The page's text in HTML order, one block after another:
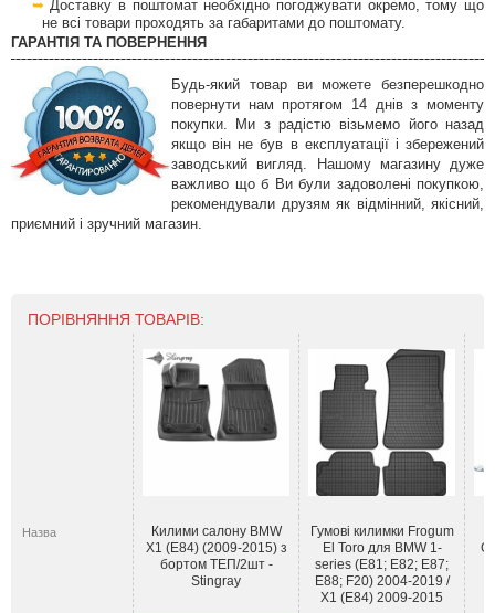
Доставку в поштомат необхідно погоджувати окремо, тому що
не всі товари проходять за габаритами до поштомату.
ГАРАНТІЯ ТА ПОВЕРНЕННЯ
Будь-який товар ви можете безперешкодно
повернути нам протягом 14 днів з моменту
покупки. Ми з радістю візьмемо його назад
якщо він не був в експлуатації і збережений
заводський вигляд. Нашому магазину дуже
важливо що б Ви були задоволені покупкою,
рекомендували друзям як відмінний, якісний,
приємний і зручний магазин.
ПОРІВНЯННЯ ТОВАРІВ:
Назва
Килими салону BMW
X1 (E84) (2009-2015) з
бортом ТЕП/2шт -
Stingray
Гумові килимки Frogum
El Toro для BMW 1-
series (E81; E82; E87;
E88; F20) 2004-2019 /
X1 (E84) 2009-2015